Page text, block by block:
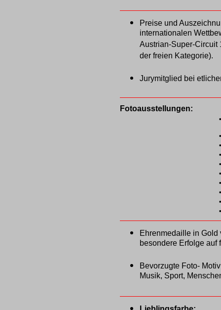
Preise und
internationalen
Austrian-Super-Circuit
der freien Kategorie).
Jurymitglied bei
Fotoausstellungen:
•
•
•
•
•
•
•
•
•
•
Ehrenmedaille in Gold
besondere Erfolge auf
Bevorzugte Foto-
Musik, Sport,